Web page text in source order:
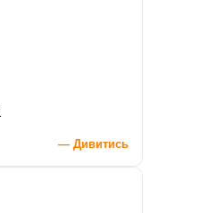
— Дивитись